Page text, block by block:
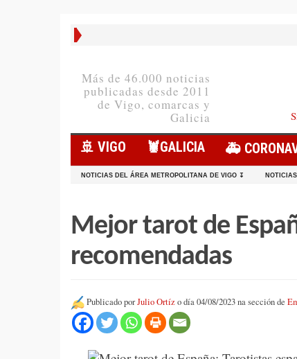
Más de 46.000 noticias
publicadas desde 2011
de Vigo, comarcas y
Galicia
🚢 VIGO 🦞️GALICIA 🚑
NOTICIAS DEL ÁREA METROPOLITANA DE VIGO ↧
Mejor tarot de
recomendadas
Publicado porJulio Ortízo día 04/08/2023 na sección de